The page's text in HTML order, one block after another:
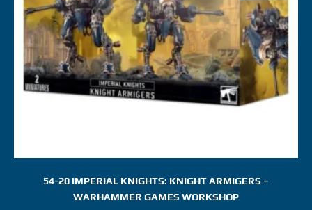
54-20 IMPERIAL KNIGHTS: KNIGHT ARMIGERS –
WARHAMMER GAMES WORKSHOP